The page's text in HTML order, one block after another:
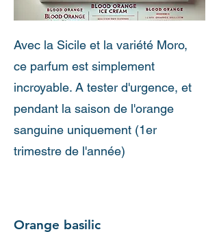
Avec la Sicile et la variété Moro,
ce parfum est simplement
incroyable. A tester d'urgence, et
pendant la saison de l'orange
sanguine uniquement (1er
trimestre de l'année)
Orange basilic